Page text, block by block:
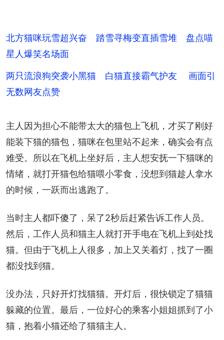
北方猫咪玩雪超兴奋 踏雪寻梅变直插雪堆 盘点喵
星人爆笑名场面
两只流浪狗突袭小黑猫 白猫直接霸气护友 画面引
无数网友点赞
主人因为担心不能带太大的猫包上飞机，才买了刚好
能装下猫的猫包，猫咪在包里站不起来，确实会有点
难受。所以在飞机上坐好后，主人想安抚一下猫咪的
情绪，就打开猫包给猫喂小零食，没想到猫趁人拿水
的时候，一跃而出逃跑了。
当时主人都吓傻了，呆了2秒后赶紧告诉工作人员。
然后，工作人员和猫主人就打开手电在飞机上到处找
猫。但由于飞机上人很多，加上又关着灯，找了一圈
都没找到猫。
没办法，只好开灯找猫猫。开灯后，很快锁定了猫猫
躲藏的位置。最后，一位好心的乘客小姐姐抓到了小
猫，抱着小猫还给了猫猫主人。